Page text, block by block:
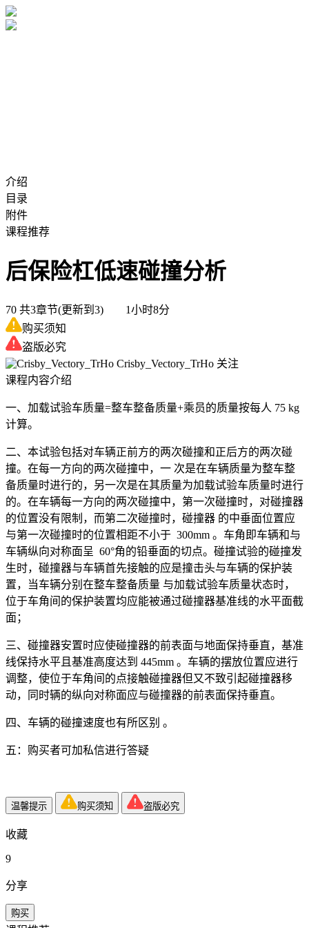
介绍
目录
附件
课程推荐
后保险杠低速碰撞分析
70 共3章节(更新到3) 1小时8分
购买须知
盗版必究
Crisby_Vectory_TrHo 关注
课程内容介绍
一、加载试验车质量=整车整备质量+乘员的质量按每人 75 kg
计算。
二、本试验包括对车辆正前方的两次碰撞和正后方的两次碰
撞。在每一方向的两次碰撞中，一 次是在车辆质量为整车整
备质量时进行的，另一次是在其质量为加载试验车质量时进行
的。在车辆每一方向的两次碰撞中，第一次碰撞时，对碰撞器
的位置没有限制，而第二次碰撞时，碰撞器 的中垂面位置应
与第一次碰撞时的位置相距不小于 300mm 。车角即车辆和与
车辆纵向对称面呈 60°角的铅垂面的切点。碰撞试验的碰撞发
生时，碰撞器与车辆首先接触的应是撞击头与车辆的保护装
置，当车辆分别在整车整备质量 与加载试验车质量状态时，
位于车角间的保护装置均应能被通过碰撞器基准线的水平面截
面；
三、碰撞器安置时应使碰撞器的前表面与地面保持垂直，基准
线保持水平且基准高度达到 445mm 。车辆的摆放位置应进行
调整，使位于车角间的点接触碰撞器但又不致引起碰撞器移
动，同时辆的纵向对称面应与碰撞器的前表面保持垂直。
四、车辆的碰撞速度也有所区别 。
五：购买者可加私信进行答疑
温馨提示 购买须知 盗版必究
收藏
9
分享
购买